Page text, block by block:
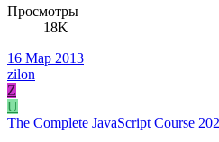
Просмотры
18K
16 Мар 2013
zilon
Z
U
The Complete JavaScript Course